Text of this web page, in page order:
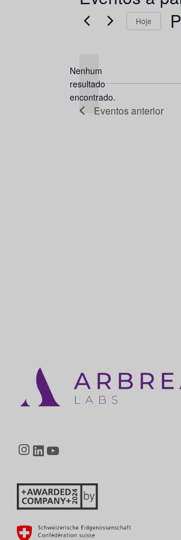
Aviso
Nenhum
resultado
encontrado.
Hoje
Eventosanterior
Instagram
LinkedIn